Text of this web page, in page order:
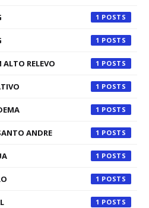
1
1
RELEVO 1
1
1
ANDRE 1
1
1
1